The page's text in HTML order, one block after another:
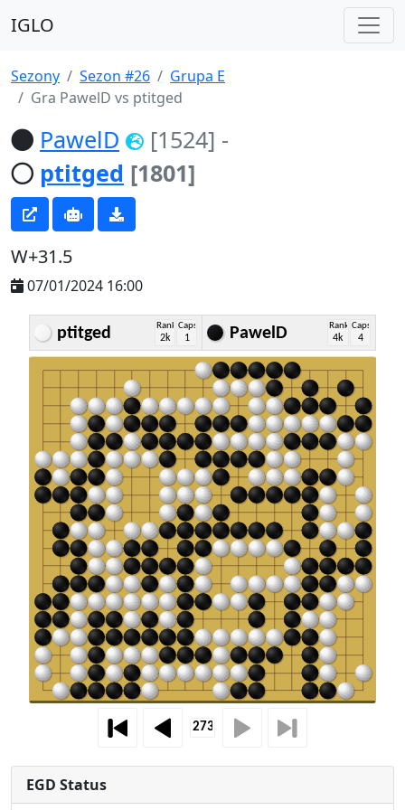
IGLO
Sezony Sezon #26
Grupa E
Gra PawelD vs ptitged
PawelD [1524] -
ptitged [1801]
W+31.5
07/01/2024 16:00
ptitged Rank
2k
Caps
1 PawelD Rank
4k
Caps
4
EGD Status